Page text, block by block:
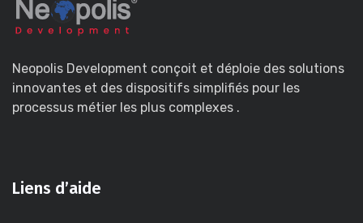
Neopolis Development conçoit et déploie des solutions
innovantes et des dispositifs simplifiés pour les
processus métier les plus complexes .
Liens d’aide